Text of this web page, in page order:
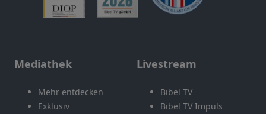
Mediathek
Mehr entdecken
Exklusiv
Livestream
Bibel TV
Bibel TV Impuls